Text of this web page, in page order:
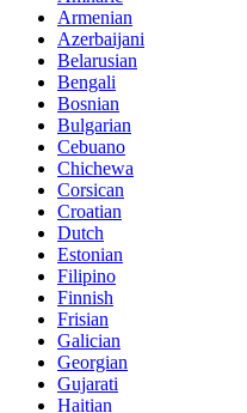
Armenian
Azerbaijani
Belarusian
Bengali
Bosnian
Bulgarian
Cebuano
Chichewa
Corsican
Croatian
Dutch
Estonian
Filipino
Finnish
Frisian
Galician
Georgian
Gujarati
Haitian